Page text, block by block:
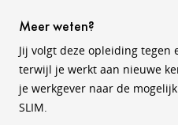
Meer weten?
Jij volgt deze opleiding
terwijl je werkt aan nieuwe
je werkgever naar de
SLIM.